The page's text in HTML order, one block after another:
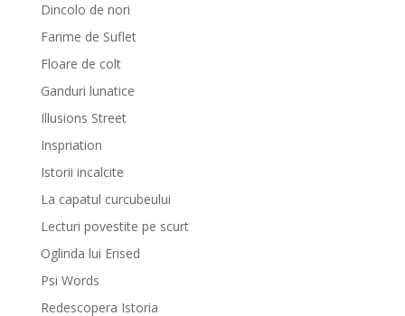
Dincolo de nori
Farime de Suflet
Floare de colt
Ganduri lunatice
Illusions Street
Inspriation
Istorii incalcite
La capatul curcubeului
Lecturi povestite pe scurt
Oglinda lui Erised
Psi Words
Redescopera Istoria